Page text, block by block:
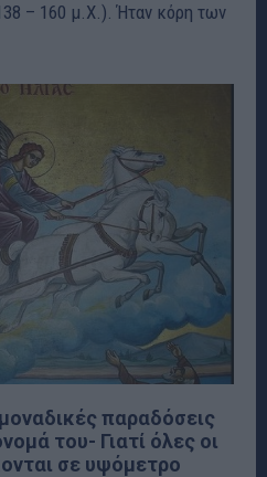
– 160 μ.Χ.). Ήταν κόρη των
παραδόσεις
του- Γιατί όλες οι
σε υψόμετρο